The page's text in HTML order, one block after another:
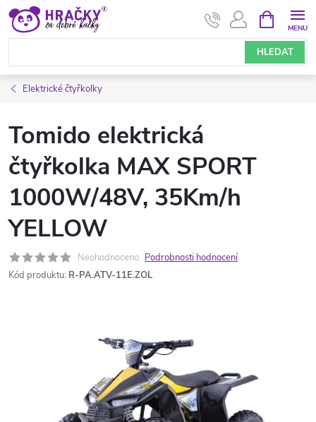
Přejít
obsah
HLEDAT
NÁKUPNÍ
KOŠÍK
Elektrické čtyřkolky
Tomido elektrická
čtyřkolka MAX SPORT
1000W/48V, 35Km/h
YELLOW
Neohodnoceno Podrobnosti hodnocení
Kód produktu: R-PA.ATV-11E.ZOL